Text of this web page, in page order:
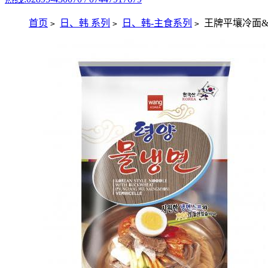
首页 > 日、韩 系列 > 日、韩-主食系列 > 王牌平壤冷面